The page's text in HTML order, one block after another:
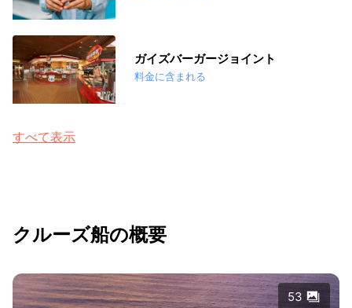
ガイズバーガージョイント
料金に含まれる
すべて表示
クルーズ船の概要
53